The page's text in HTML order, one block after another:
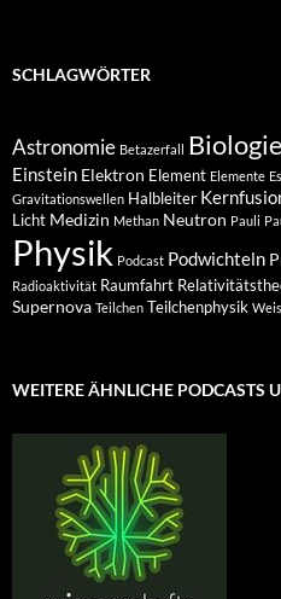
SCHLAGWÖRTER
Astronomie Betazerfall Biologie
Einstein Elektron Element Elemente
Gravitationswellen Halbleiter
Licht Medizin Methan Neutron Pauli
Physik Podcast Podwichteln
Radioaktivität Raumfahrt
Supernova Teilchen Teilchenphysik
WEITERE ÄHNLICHE PODCASTS